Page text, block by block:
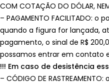
COM COTAÇÃO DO DÓLAR,
– PAGAMENTO FACILITADO:
quando a figura for lançada,
pagamento, o sinal de R$
possamos entrar em contato
!!! Em caso de desistência
– CÓDIGO DE